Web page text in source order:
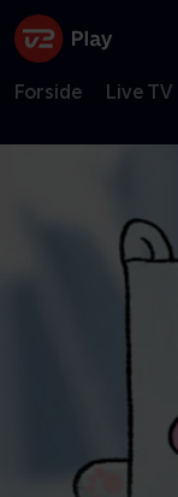
Forside Live TV